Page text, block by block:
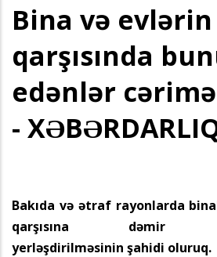
Bina və evlərin
qarşısında
edənlər
-
Bakıda və ətraf rayonlarda
qarşısına dəmir
yerləşdirilməsinin şahidi oluruq.